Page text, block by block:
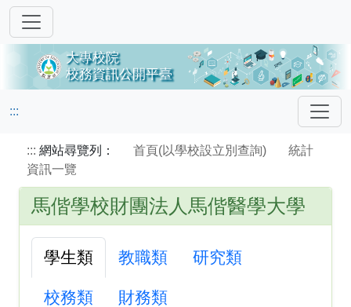
:::
::: 網站尋覽列： 首頁(以學校設立別查詢)
統計
資訊一覽
馬偕學校財團法人馬偕醫學大學
學生類 教職類 研究類
校務類 財務類